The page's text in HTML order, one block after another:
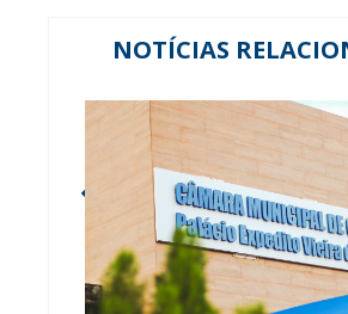
NOTÍCIAS